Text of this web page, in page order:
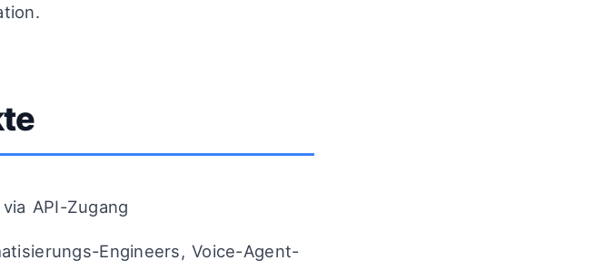
API-Zugang
Engineers, Voice-Agent-